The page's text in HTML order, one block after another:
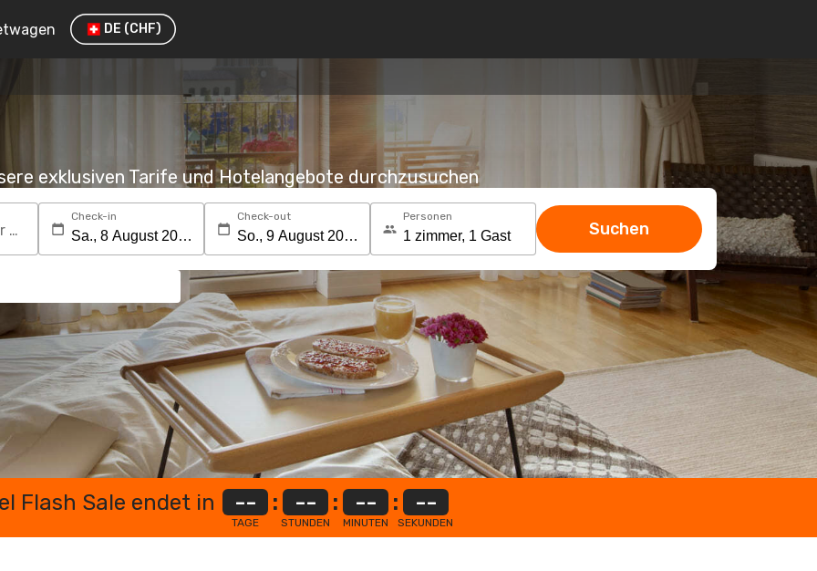
DE (CHF)
exklusiven Tarife und Hotelangebote durchzusuchen
Suchen Sie nach einem Reiseziel oder Hotel
Check-in Check-out Personen
Suchen
Flash Sale endet in --
TAGE
: --
STUNDEN
: --
MINUTEN
: --
SEKUNDEN